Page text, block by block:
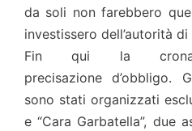
da soli non farebbero
investissero dell’autorità di
Fin qui la
precisazione d’obbligo.
sono stati organizzati
e “Cara Garbatella”, due